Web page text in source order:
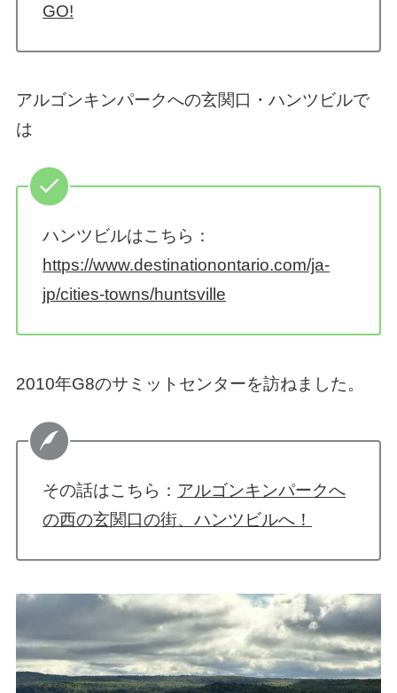
GO!
アルゴンキンパークへの玄関口・ハンツビルで
は
ハンツビルはこちら：
https://www.destinationontario.com/ja-
jp/cities-towns/huntsville
2010年G8のサミットセンターを訪ねました。
その話はこちら： アルゴンキンパークへ
の西の玄関口の街、ハンツビルへ！